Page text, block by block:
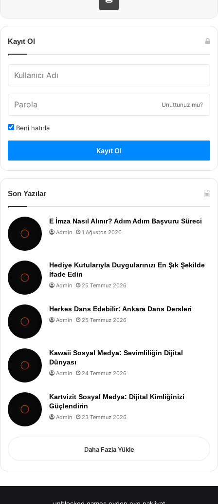
Kayıt Ol
Unuttunuz mu?
Beni hatırla
Kayıt Ol
Son Yazılar
E İmza Nasıl Alınır? Adım Adım Başvuru Süreci
Admin 1 Ağustos 2026
Hediye Kutularıyla Duygularınızı En Şık Şekilde
İfade Edin
Admin 25 Temmuz 2026
Herkes Dans Edebilir: Ankara Dans Dersleri
Admin 25 Temmuz 2026
Kawaii Sosyal Medya: Sevimliliğin Dijital
Dünyası
Admin 24 Temmuz 2026
Kartvizit Sosyal Medya: Dijital Kimliğinizi
Güçlendirin
Admin 23 Temmuz 2026
Daha Fazla Yükle